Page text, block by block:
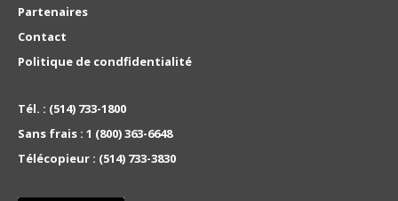
Partenaires
Contact
Politique de condfidentialité
Tél. : (514) 733-1800
Sans frais : 1 (800) 363-6648
Télécopieur : (514) 733-3830